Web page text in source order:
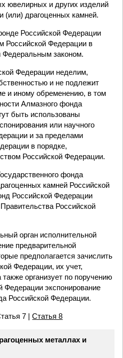
ювелирных и других изделий
(или) драгоценных камней.
Российской Федерации
Российской Федерации в
Федеральным законом.
Федерации неделим,
и не подлежит
и иному обременению, в том
Алмазного фонда
быть использованы
или научного
и за пределами
в порядке,
Российской Федерации.
фонда
камней Российской
Российской Федерации
Российской
орган исполнительной
предварительной
предполагается зачислить
Федерации, их учет,
организует по поручению
Федерации экспонирование
Российской Федерации.
7 |Статья 8
металлах и